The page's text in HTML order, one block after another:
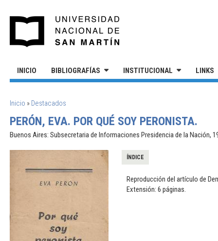
INICIO BIBLIOGRAFÍAS INSTITUCIONAL LINKS
SE ENCUENTRA USTED AQUÍ
Inicio » Destacados
PERÓN, EVA. POR QUÉ SOY PERONISTA.
Buenos Aires: Subsecretaria de Informaciones Presidencia de la Nación,
ÍNDICE
Reproducción del artículo de
Extensión: 6 páginas.